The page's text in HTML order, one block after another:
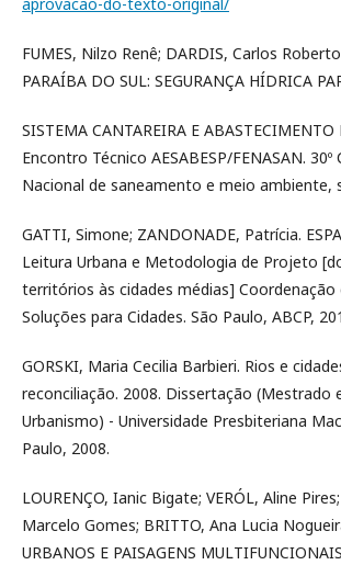
FUMES, Nilzo Renê; DARDIS, Carlos
PARAÍBA DO SUL: SEGURANÇA HÍDRICA
SISTEMA CANTAREIRA E ABASTECIMENTO
Encontro Técnico AESABESP/FENASAN. 30º
Nacional de saneamento e meio ambiente,
GATTI, Simone; ZANDONADE, Patrícia.
Leitura Urbana e Metodologia de Projeto
territórios às cidades médias] Coordenação
Soluções para Cidades. São Paulo, ABCP,
GORSKI, Maria Cecilia Barbieri. Rios e
reconciliação. 2008. Dissertação (Mestrado
Urbanismo) - Universidade Presbiteriana
Paulo, 2008.
LOURENÇO, Ianic Bigate; VERÓL, Aline
Marcelo Gomes; BRITTO, Ana Lucia
URBANOS E PAISAGENS